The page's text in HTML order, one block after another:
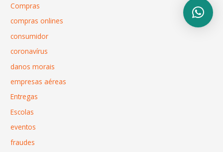
Compras
compras onlines
consumidor
coronavírus
danos morais
empresas aéreas
Entregas
Escolas
eventos
fraudes